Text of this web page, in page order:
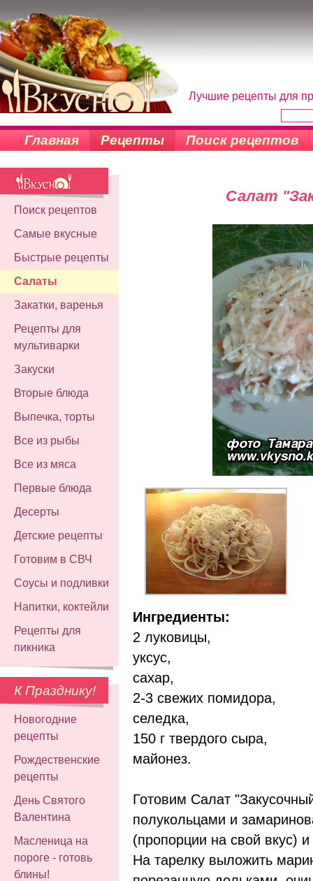
Лучшие рецепты для
Главная Рецепты Поиск рецептов
Поиск рецептов
Самые вкусные
Быстрые рецепты
Салаты
Закатки, варенья
Рецепты для
мультиварки
Закуски
Вторые блюда
Выпечка, торты
Все из рыбы
Все из мяса
Первые блюда
Десерты
Детские рецепты
Готовим в СВЧ
Соусы и подливки
Напитки, коктейли
Рецепты для
пикника
К Празднику!
Новогодние
рецепты
Рождественские
рецепты
День Святого
Валентина
Масленица на
пороге - готовь
блины!
Салат
Ингредиенты:
2 луковицы,
уксус,
сахар,
2-3 свежих помидора,
селедка,
150 г твердого сыра,
майонез.
Готовим Салат
полукольцами и
(пропорции на свой вкус)
На тарелку выложить